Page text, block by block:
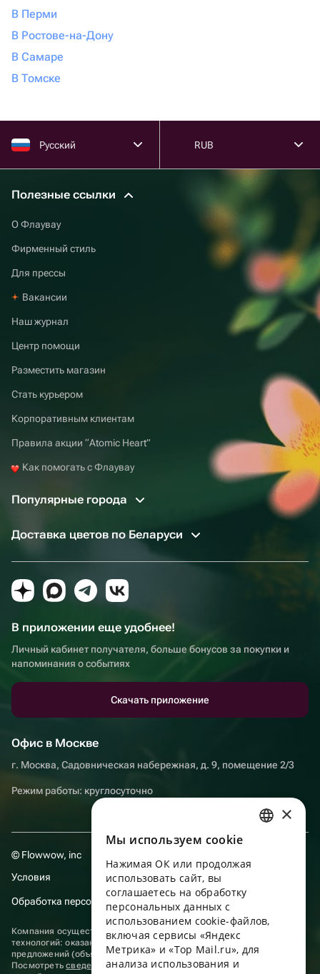
В Перми
В Ростове-на-Дону
В Самаре
В Томске
Русский RUB
Полезные ссылки
О Флаувау
Фирменный стиль
Для прессы
Вакансии
Наш журнал
Центр помощи
Разместить магазин
Стать курьером
Корпоративным клиентам
Правила акции “Atomic Heart”
Как помогать с Флаувау
Популярные города
Доставка цветов по Беларуси
В приложении еще удобнее!
Личный кабинет получателя, больше бонусов за покупки и
напоминания о событиях
Скачать приложение
Офис в Москве
г. Москва, Садовническая набережная, д. 9, помещение 2/3
Режим работы: круглосуточно
© Flowwow, inc
Условия
Обработка персональных данных
Компания осуществляет деятельность в области информационных
технологий: оказание услуг в сети “Интернет” по размещению
предложений (объявлений) продавцов о реализации товаров.
Посмотретьсведения о программах, включенных в реестр
ENGLISH
UKRAINIAN
PORTUGUESE
×
Мы используем сookie
Нажимая ОК или продолжая
использовать сайт, вы
соглашаетесь на обработку
персональных данных с
использованием cookie-файлов,
включая сервисы «Яндекс
Метрика» и «Top Mail.ru», для
анализа использования и